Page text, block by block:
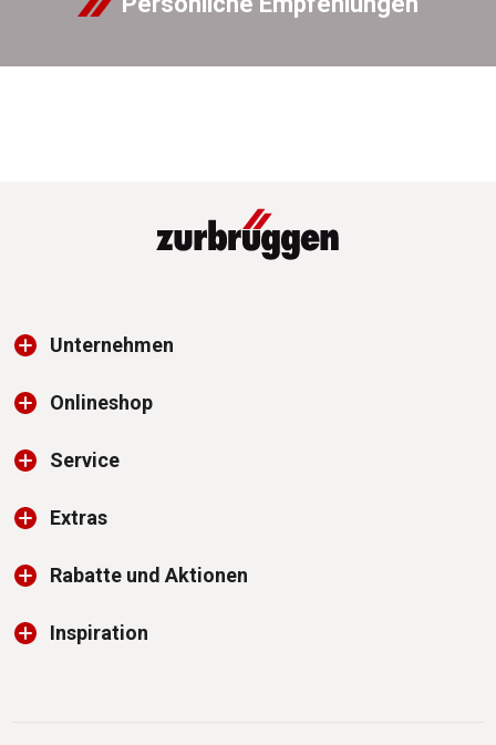
Unternehmen
Onlineshop
Service
Extras
Rabatte und Aktionen
Inspiration